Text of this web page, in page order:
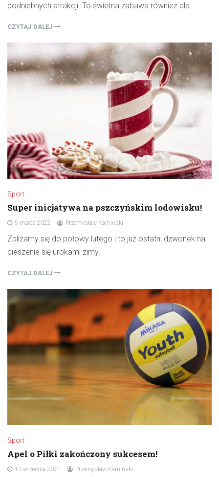
podniebnych atrakcji. To świetna zabawa również dla
CZYTAJ DALEJ
Sport
Super inicjatywa na pszczyńskim lodowisku!
5 marca 2022 Przemysław Kamiński
Zbliżamy się do połowy lutego i to już ostatni dzwonek na
cieszenie się urokami zimy.
CZYTAJ DALEJ
Sport
Apel o Piłki zakończony sukcesem!
13 września 2021 Przemysław Kamiński